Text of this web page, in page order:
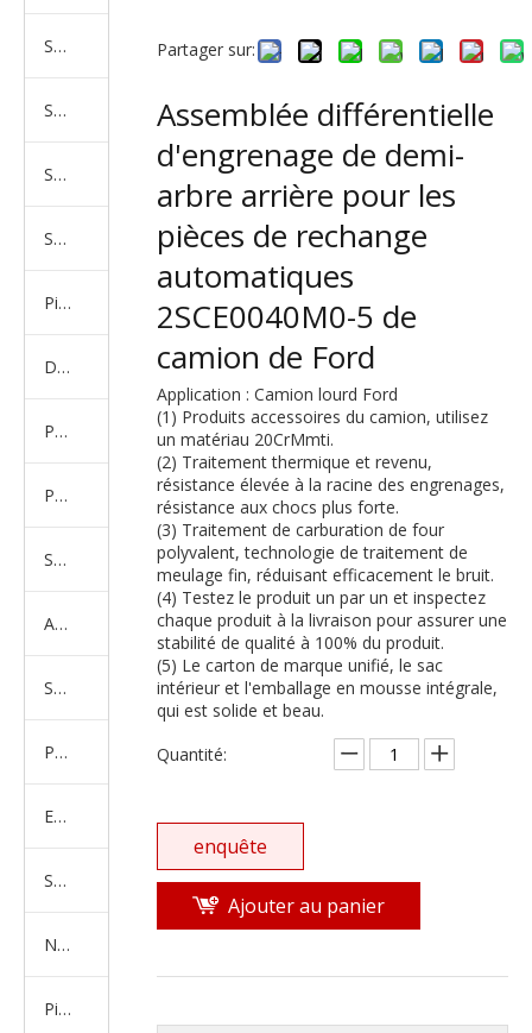
Série de camions FAW Jiefang
Série de camions Dongfeng
Série de camions North Benz Beiben
Série de camions américains, européens et japonais
Pièces de rechange de machines d'ingénierie de camion minier
D'autres séries de camions
Produits d'essieux
Produits de support de châssis
Série de suspension équilibrée
Amortisseur Série
Système de direction
Produits en caoutchouc
Embrayage Série
Série de bras de réglage
Nouvelles pièces de camion d'énergie
Pièces de moteur
Partager sur:
Assemblée différentielle
d'engrenage de demi-
arbre arrière pour les
pièces de rechange
automatiques
2SCE0040M0-5 de
camion de Ford
Application : Camion lourd Ford
(1) Produits accessoires du camion, utilisez
un matériau 20CrMmti.
(2) Traitement thermique et revenu,
résistance élevée à la racine des engrenages,
résistance aux chocs plus forte.
(3) Traitement de carburation de four
polyvalent, technologie de traitement de
meulage fin, réduisant efficacement le bruit.
(4) Testez le produit un par un et inspectez
chaque produit à la livraison pour assurer une
stabilité de qualité à 100% du produit.
(5) Le carton de marque unifié, le sac
intérieur et l'emballage en mousse intégrale,
qui est solide et beau.
Quantité:
enquête
Ajouter au panier